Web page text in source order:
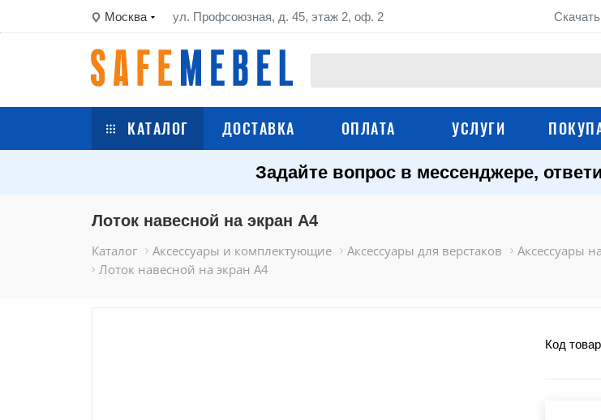
Москва ул. Профсоюзная, д. 45, этаж 2, оф. 2
КАТАЛОГ
Шкафы металлические
Стеллажи металлические
Контрольные браслеты
ДОСТАВКА ОПЛАТА УСЛУГИ
Задайте вопрос в мессенджере,
Лоток навесной на экран А4
Каталог Аксессуары и комплектующие Аксессуары для верстаков Аксессуары
Лоток навесной на экран А4
Код